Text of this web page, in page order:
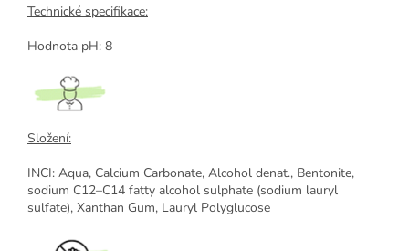
Technické specifikace:
Hodnota pH: 8
Složení:
INCI: Aqua, Calcium Carbonate, Alcohol denat., Bentonite,
sodium C12–C14 fatty alcohol sulphate (sodium lauryl
sulfate), Xanthan Gum, Lauryl Polyglucose